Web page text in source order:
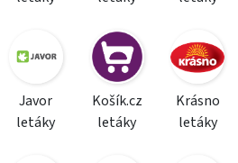
Javor
letáky
Košík.cz
letáky
Krásno
letáky